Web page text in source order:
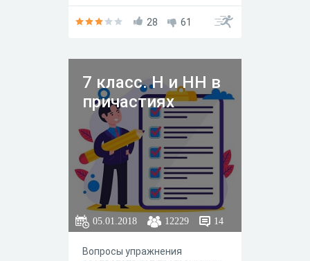
28 61
7 класс. Н и НН в
причастиях
05.01.2018 12229 14
Вопросы упражнения